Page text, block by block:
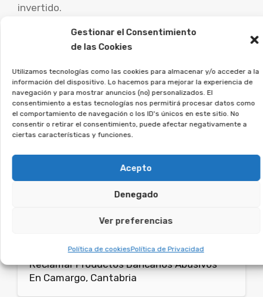
Gestionar el Consentimiento
de las Cookies
Utilizamos tecnologías como las cookies para almacenar y/o acceder a la
información del dispositivo. Lo hacemos para mejorar la experiencia de
navegación y para mostrar anuncios (no) personalizados. El
consentimiento a estas tecnologías nos permitirá procesar datos como
el comportamiento de navegación o los ID's únicos en este sitio. No
consentir o retirar el consentimiento, puede afectar negativamente a
ciertas características y funciones.
Acepto
Denegado
Ver preferencias
Política de cookiesPolítica de Privacidad
invertido.
Es muy importante que las personas afectadas
abogados especialistas para examinar su caso
particular y explorar las opciones legales.
En Afeban ayudamos a los
afectados a ejercer sus
derechos.
Si estás en esta situación, regístrate sin
compromiso, y veremos si puedes reclamar.
Te puede interesar:
Reclamar Productos Bancarios Abusivos
En Camargo, Cantabria